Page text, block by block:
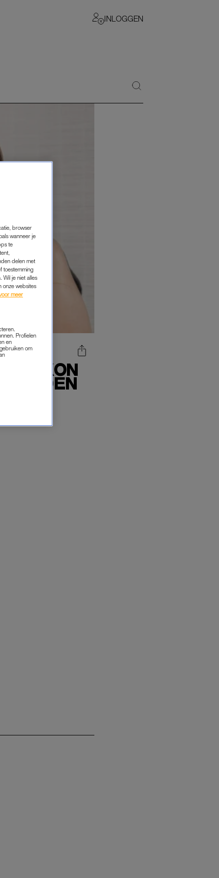
INLOGGEN
KON
browser
wanneer je
te
delen met
toestemming
Wil je niet alles
onze websites
meer
Profielen
en
om